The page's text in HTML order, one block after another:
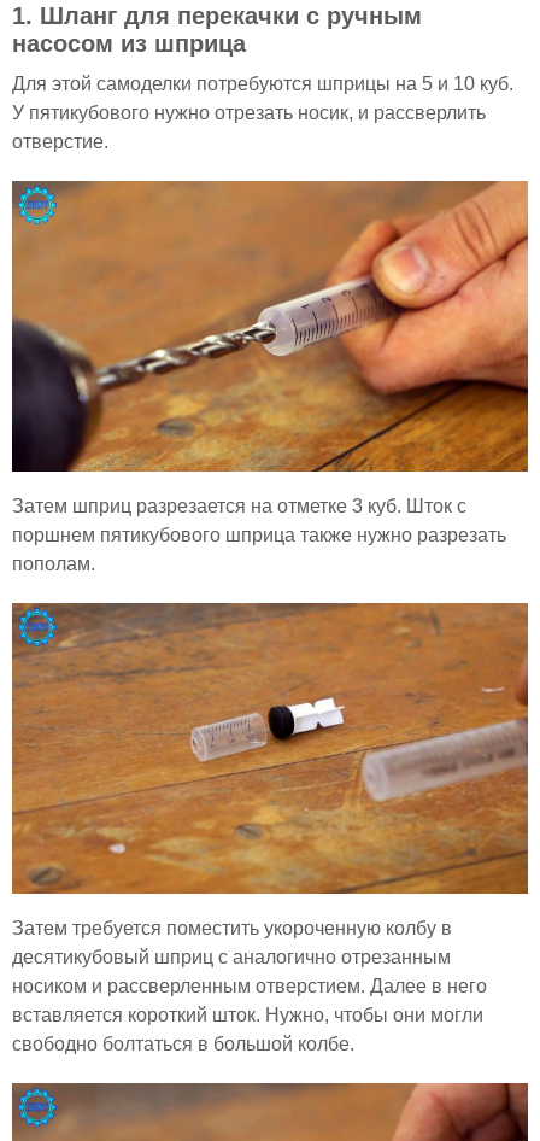
1. Шланг для перекачки с ручным
насосом из шприца
Для этой самоделки потребуются шприцы на 5 и 10 куб.
У пятикубового нужно отрезать носик, и рассверлить
отверстие.
Затем шприц разрезается на отметке 3 куб. Шток с
поршнем пятикубового шприца также нужно разрезать
пополам.
Затем требуется поместить укороченную колбу в
десятикубовый шприц с аналогично отрезанным
носиком и рассверленным отверстием. Далее в него
вставляется короткий шток. Нужно, чтобы они могли
свободно болтаться в большой колбе.